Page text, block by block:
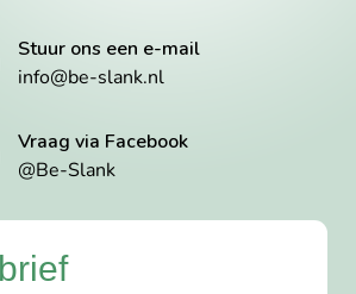
Stuur ons een e-mail
info@be-slank.nl
Vraag via Facebook
@Be-Slank